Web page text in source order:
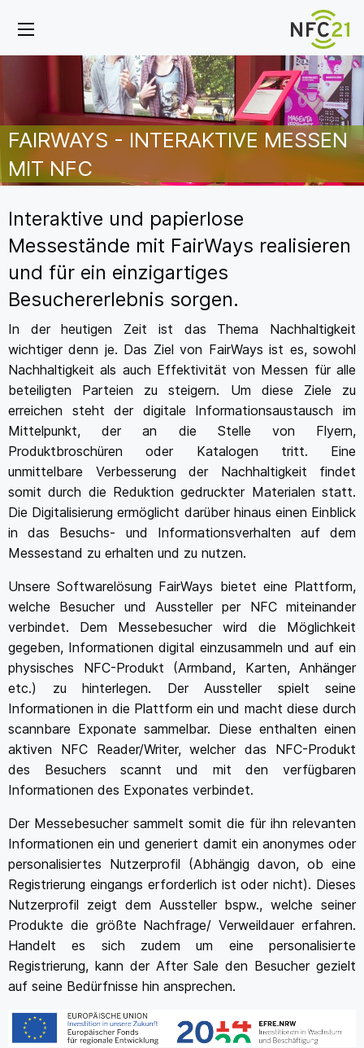
FAIRWAYS - INTERAKTIVE MESSEN
MIT NFC
Interaktive und papierlose
Messestände mit FairWays realisieren
und für ein einzigartiges
Besuchererlebnis sorgen.
In der heutigen Zeit ist das Thema Nachhaltigkeit
wichtiger denn je. Das Ziel von FairWays ist es, sowohl
Nachhaltigkeit als auch Effektivität von Messen für alle
beteiligten Parteien zu steigern. Um diese Ziele zu
erreichen steht der digitale Informationsaustausch im
Mittelpunkt, der an die Stelle von Flyern,
Produktbroschüren oder Katalogen tritt. Eine
unmittelbare Verbesserung der Nachhaltigkeit findet
somit durch die Reduktion gedruckter Materialen statt.
Die Digitalisierung ermöglicht darüber hinaus einen Einblick
in das Besuchs- und Informationsverhalten auf dem
Messestand zu erhalten und zu nutzen.
Unsere Softwarelösung FairWays bietet eine Plattform,
welche Besucher und Aussteller per NFC miteinander
verbindet. Dem Messebesucher wird die Möglichkeit
gegeben, Informationen digital einzusammeln und auf ein
physisches NFC-Produkt (Armband, Karten, Anhänger
etc.) zu hinterlegen. Der Aussteller spielt seine
Informationen in die Plattform ein und macht diese durch
scannbare Exponate sammelbar. Diese enthalten einen
aktiven NFC Reader/Writer, welcher das NFC-Produkt
des Besuchers scannt und mit den verfügbaren
Informationen des Exponates verbindet.
Der Messebesucher sammelt somit die für ihn relevanten
Informationen ein und generiert damit ein anonymes oder
personalisiertes Nutzerprofil (Abhängig davon, ob eine
Registrierung eingangs erforderlich ist oder nicht). Dieses
Nutzerprofil zeigt dem Aussteller bspw., welche seiner
Produkte die größte Nachfrage/ Verweildauer erfahren.
Handelt es sich zudem um eine personalisierte
Registrierung, kann der After Sale den Besucher gezielt
auf seine Bedürfnisse hin ansprechen.